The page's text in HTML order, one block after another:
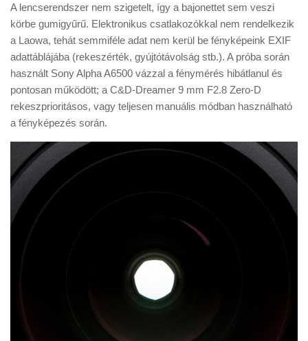
A lencserendszer nem szigetelt, így a bajonettet sem veszi
körbe gumigyűrű. Elektronikus csatlakozókkal nem rendelkezik
a Laowa, tehát semmiféle adat nem kerül be fényképeink EXIF
adattáblájába (rekeszérték, gyújtótávolság stb.). A próba során
használt Sony Alpha A6500 vázzal a fénymérés hibátlanul és
pontosan működött; a C&D-Dreamer 9 mm F2.8 Zero-D
rekeszprioritásos, vagy teljesen manuális módban használható
a fényképezés során.